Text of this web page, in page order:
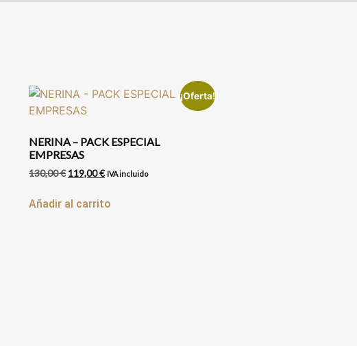
¡Oferta!
NERINA – PACK ESPECIAL
EMPRESAS
130,00€ 119,00€ IVA incluido
Añadir al carrito